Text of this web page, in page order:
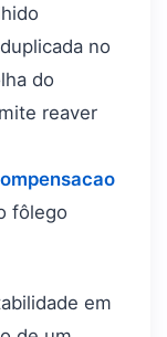
no
do
reaver
fôlego
em